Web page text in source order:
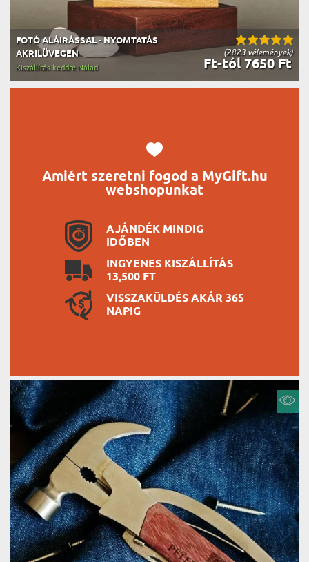
(2823 vélemények)
FOTÓ ALÁIRÁSSAL - NYOMTATÁS
AKRILÜVEGEN
Ft-tól 7650 Ft
Kiszállítás keddre Nálad
Amiért szeretni fogod a MyGift.hu
webshopunkat
AJÁNDÉK MINDIG
IDŐBEN
INGYENES KISZÁLLÍTÁS
13,500 FT
VISSZAKÜLDÉS AKÁR 365
NAPIG